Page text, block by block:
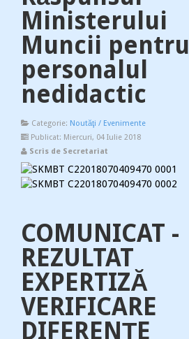
Ministerului
Muncii pentru
personalul
nedidactic
Categorie: Noutăţi / Evenimente
Publicat: Miercuri, 04 Iulie 2018
Scris de Secretariat
COMUNICAT -
REZULTAT
EXPERTIZĂ
VERIFICARE
DIFERENŢE